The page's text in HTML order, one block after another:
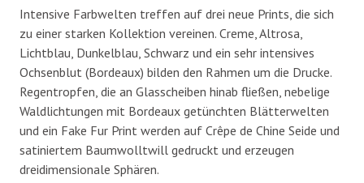
Intensive Farbwelten treffen auf drei neue Prints, die sich
zu einer starken Kollektion vereinen. Creme, Altrosa,
Lichtblau, Dunkelblau, Schwarz und ein sehr intensives
Ochsenblut (Bordeaux) bilden den Rahmen um die Drucke.
Regentropfen, die an Glasscheiben hinab fließen, nebelige
Waldlichtungen mit Bordeaux getünchten Blätterwelten
und ein Fake Fur Print werden auf Crêpe de Chine Seide und
satiniertem Baumwolltwill gedruckt und erzeugen
dreidimensionale Sphären.